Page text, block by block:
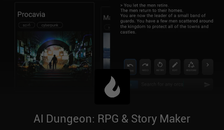
AI Dungeon: RPG & Story Maker